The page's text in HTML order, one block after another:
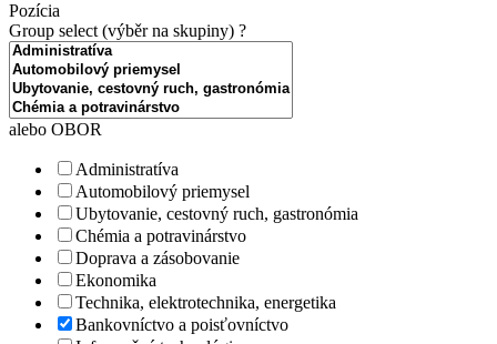
Pozícia
Group select (výběr na skupiny) ?
alebo OBOR
Administratíva
Automobilový priemysel
Ubytovanie, cestovný ruch, gastronómia
Chémia a potravinárstvo
Doprava a zásobovanie
Ekonomika
Technika, elektrotechnika, energetika
Bankovníctvo a poisťovníctvo